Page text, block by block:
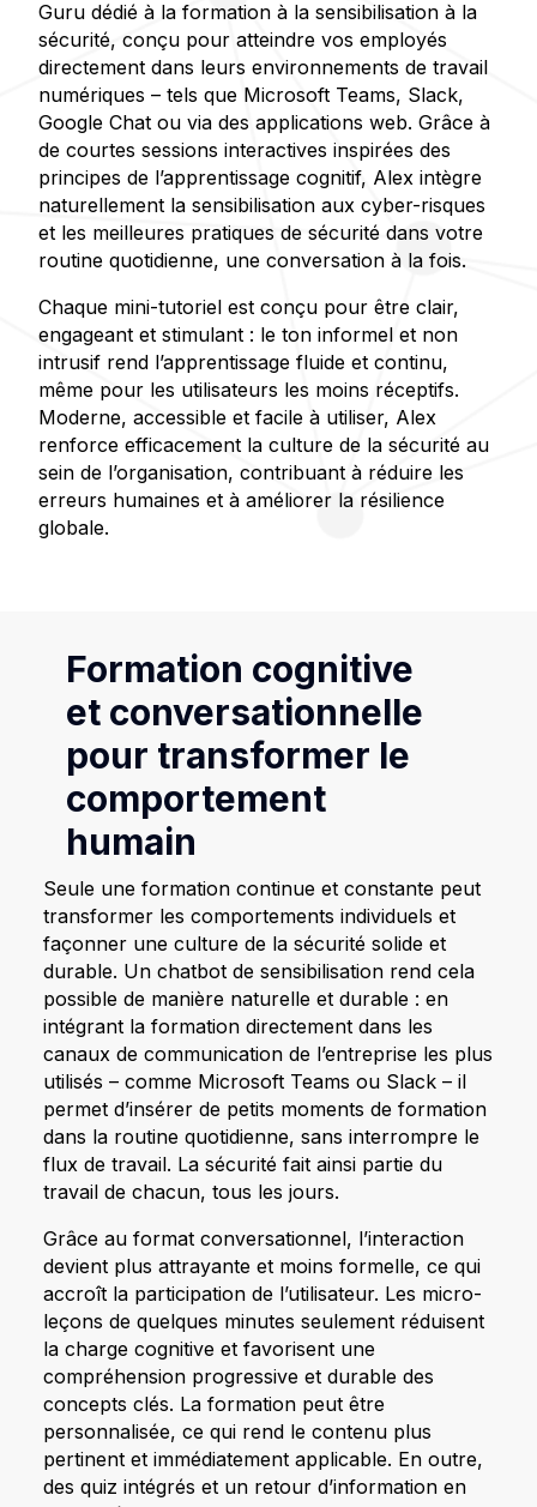
Guru dédié à la formation à la sensibilisation à la
sécurité, conçu pour atteindre vos employés
directement dans leurs environnements de travail
numériques – tels que Microsoft Teams, Slack,
Google Chat ou via des applications web.Grâce à
de courtes sessions interactives inspirées des
principes de l’apprentissage cognitif, Alex intègre
naturellement la sensibilisation aux cyber-risques
et les meilleures pratiques de sécurité dans votre
routine quotidienne, une conversation à la fois.
Chaque mini-tutoriel est conçu pour être clair,
engageant et stimulant : le ton informel et non
intrusif rend l’apprentissage fluide et continu,
même pour les utilisateurs les moins réceptifs.
Moderne, accessible et facile à utiliser, Alex
renforce efficacement la culture de la sécurité au
sein de l’organisation, contribuant à réduire les
erreurs humaines et à améliorer la résilience
globale.
Formation cognitive
et conversationnelle
pour transformer le
comportement
humain
Seule une formation continue et constante peut
transformer les comportements individuels et
façonner une culture de la sécurité solide et
durable. Un chatbot de sensibilisation rend cela
possible de manière naturelle et durable : en
intégrant la formation directement dans les
canaux de communication de l’entreprise les plus
utilisés – comme Microsoft Teams ou Slack – il
permet d’insérer de petits moments de formation
dans la routine quotidienne, sans interrompre le
flux de travail. La sécurité fait ainsi partie du
travail de chacun, tous les jours.
Grâce au format conversationnel, l’interaction
devient plus attrayante et moins formelle, ce qui
accroît la participation de l’utilisateur. Les micro-
leçons de quelques minutes seulement réduisent
la charge cognitive et favorisent une
compréhension progressive et durable des
concepts clés. La formation peut être
personnalisée, ce qui rend le contenu plus
pertinent et immédiatement applicable. En outre,
des quiz intégrés et un retour d’information en